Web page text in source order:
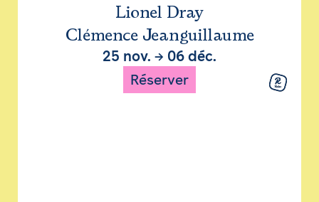
Lionel Dray
Clémence Jeanguillaume
25 nov. → 06 déc.
Réserver